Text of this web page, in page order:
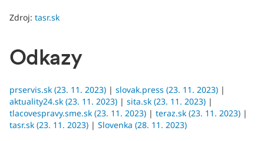
Zdroj: tasr.sk
Odkazy
prservis.sk (23. 11. 2023) | slovak.press (23. 11. 2023) |
aktuality24.sk (23. 11. 2023) | sita.sk (23. 11. 2023) |
tlacovespravy.sme.sk (23. 11. 2023) | teraz.sk (23. 11. 2023) |
tasr.sk (23. 11. 2023) | Slovenka (28. 11. 2023)